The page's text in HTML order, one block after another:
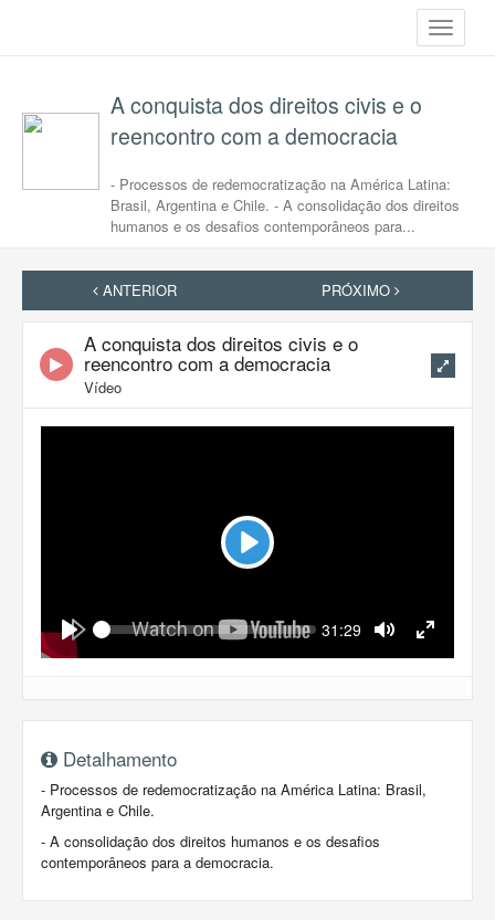
Toggle
A conquista dos direitos civis e o
reencontro com a democracia
- Processos de redemocratização na América Latina:
Brasil, Argentina e Chile. - A consolidação dos direitos
humanos e os desafios contemporâneos para...
ANTERIOR PRÓXIMO
A conquista dos direitos civis e o
reencontro com a democracia
Vídeo
Play
Play
Seek Current
31:29
Mute Fullscreen
Detalhamento
- Processos de redemocratização na América Latina: Brasil,
Argentina e Chile.
- A consolidação dos direitos humanos e os desafios
contemporâneos para a democracia.